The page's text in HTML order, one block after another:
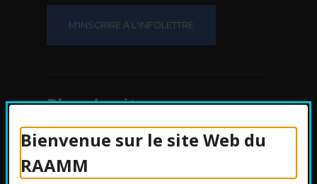
Bienvenue sur le site Web du
RAAMM
Plan du site
Protection des
renseignements